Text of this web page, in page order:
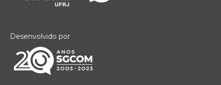
Desenvolvido por